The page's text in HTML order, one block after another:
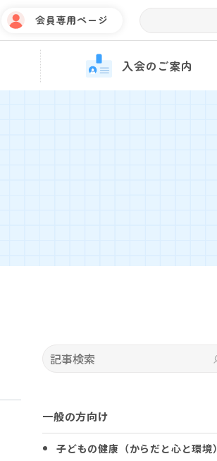
会員専用ページ
入会のご案内
記事検索
一般の方向け
子どもの健康（からだと心と環境）